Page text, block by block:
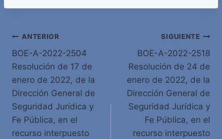
Navegación
de
entradas
ANTERIOR
BOE-A-2022-2504
Resolución de 17 de
enero de 2022, de la
Dirección General de
Seguridad Jurídica y
Fe Pública, en el
recurso interpuesto
SIGUIENTE
BOE-A-2022-2518
Resolución de 24 de
enero de 2022, de la
Dirección General de
Seguridad Jurídica y
Fe Pública, en el
recurso interpuesto